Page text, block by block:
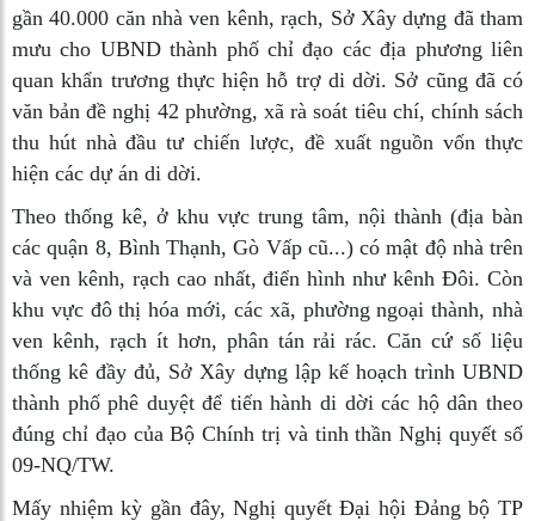
gần 40.000 căn nhà ven kênh, rạch, Sở Xây dựng đã tham
mưu cho UBND thành phố chỉ đạo các địa phương liên
quan khẩn trương thực hiện hỗ trợ di dời. Sở cũng đã có
văn bản đề nghị 42 phường, xã rà soát tiêu chí, chính sách
thu hút nhà đầu tư chiến lược, đề xuất nguồn vốn thực
hiện các dự án di dời.
Theo thống kê, ở khu vực trung tâm, nội thành (địa bàn
các quận 8, Bình Thạnh, Gò Vấp cũ...) có mật độ nhà trên
và ven kênh, rạch cao nhất, điển hình như kênh Đôi. Còn
khu vực đô thị hóa mới, các xã, phường ngoại thành, nhà
ven kênh, rạch ít hơn, phân tán rải rác. Căn cứ số liệu
thống kê đầy đủ, Sở Xây dựng lập kế hoạch trình UBND
thành phố phê duyệt để tiến hành di dời các hộ dân theo
đúng chỉ đạo của Bộ Chính trị và tinh thần Nghị quyết số
09-NQ/TW.
Mấy nhiệm kỳ gần đây, Nghị quyết Đại hội Đảng bộ TP